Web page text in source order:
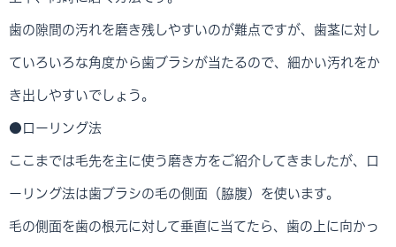
歯の隙間の汚れを磨き残しやすいのが難点ですが、歯茎に対し
ていろいろな角度から歯ブラシが当たるので、細かい汚れをか
き出しやすいでしょう。
●ローリング法
ここまでは毛先を主に使う磨き方をご紹介してきましたが、ロ
ーリング法は歯ブラシの毛の側面（脇腹）を使います。
毛の側面を歯の根元に対して垂直に当てたら、歯の上に向かっ